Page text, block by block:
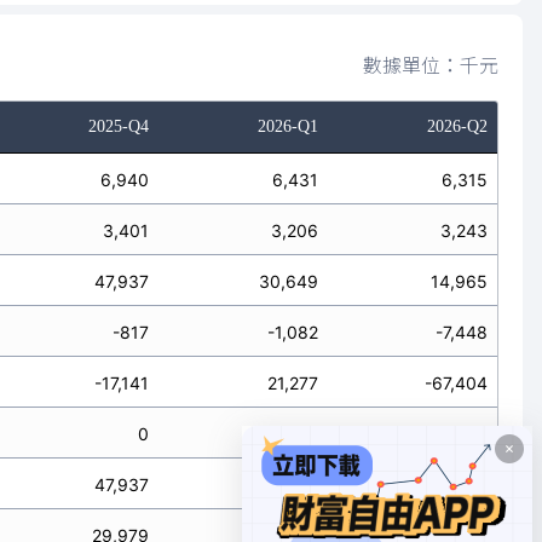
數據單位：千元
2025-Q4 2026-Q1 2026-Q2
6,940 6,431 6,315
3,401 3,206 3,243
47,937 30,649 14,965
-817 -1,082 -7,448
-17,141 21,277 -67,404
0 -1,341
47,937 29,308 14,082
29,979 50,844 -59,887